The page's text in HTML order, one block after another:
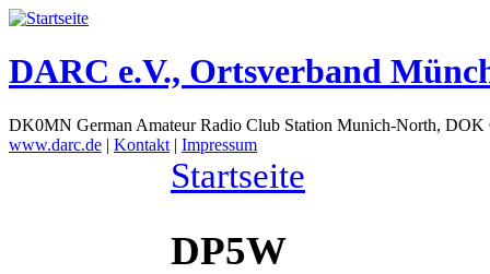
DARC e.V., Ortsverband
DK0MN German Amateur Radio Club Station Munich-North,
www.darc.de | Kontakt | Impressum
Startseite
DP5W